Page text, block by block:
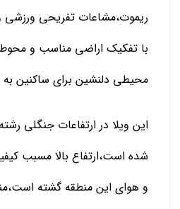
ریموت،مشاعات تفریحی ورزشی
با تفکیک اراضی مناسب و
محیطی دلنشین برای ساکنین
این ویلا در ارتفاعات جنگلی
شده است،ارتفاع بالا مسبب
و هوای این منطقه گشته